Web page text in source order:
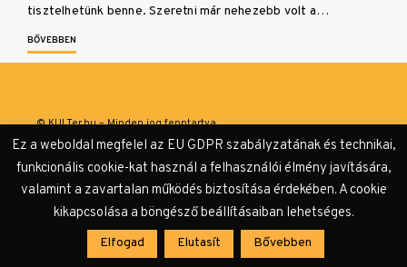
tisztelhetünk benne. Szeretni már nehezebb volt a…
BŐVEBBEN
© KULTer.hu – Minden jog fenntartva
Adatvédelmi tájékoztató
Ez a weboldal megfelel az EU GDPR szabályzatának és technikai,
funkcionális cookie-kat használ a felhasználói élmény javítására,
valamint a zavartalan működés biztosítása érdekében. A cookie
kikapcsolása a böngésző beállításaiban lehetséges.
Elfogad Elutasít Bővebben